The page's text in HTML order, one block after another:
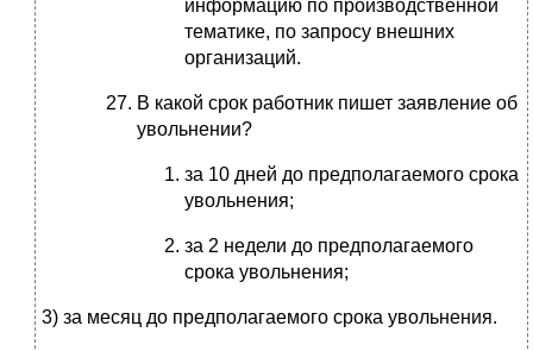
информацию по производственной
тематике, по запросу внешних
организаций.
В какой срок работник пишет заявление об
увольнении?
за 10 дней до предполагаемого срока
увольнения;
за 2 недели до предполагаемого
срока увольнения;
3) за месяц до предполагаемого срока увольнения.